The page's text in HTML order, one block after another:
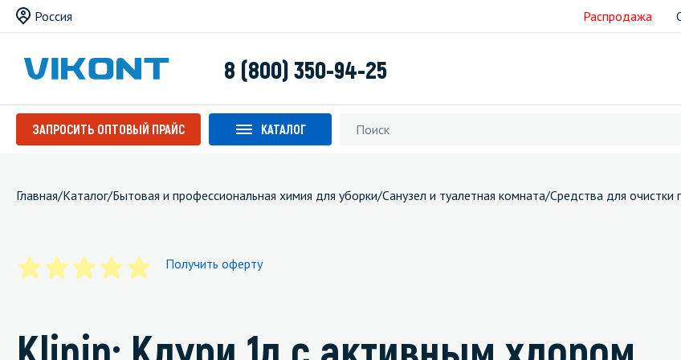
Россия Распродажа
8 (800) 350-94-25
ЗАПРОСИТЬ ОПТОВЫЙ ПРАЙС КАТАЛОГ
Главная/Каталог/Бытовая и профессиональная химия для уборки/Санузел и туалетная комната/Средства для очистки
Получить оферту
Klinin: Клури 1л с активным хлором